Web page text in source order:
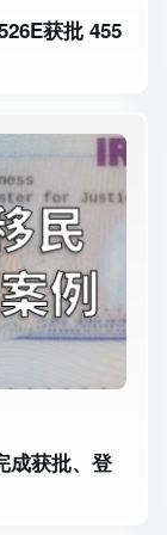
获批 455
成获批、登